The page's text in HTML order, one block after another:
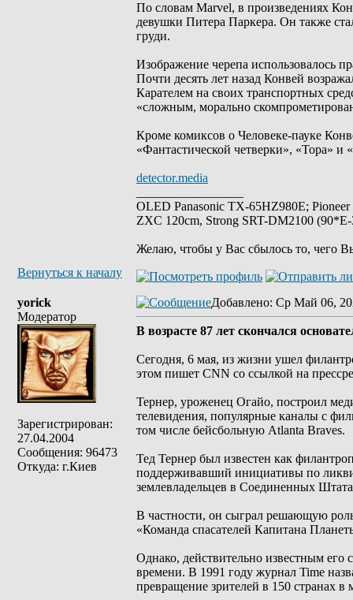
По словам Marvel, в произведениях
девушки Питера Паркера. Он также
груди.
Изображение черепа использовалось
Почти десять лет назад Конвей
Карателем на своих транспортных
«сложным, морально
Кроме комиксов о Человеке-пауке
«Фантастической четверки», «Тора» и
detector.media
OLED Panasonic TX-65HZ980E;
ZXC 120cm, Strong SRT-DM2100
Желаю, чтобы у Вас сбылось то, чего
Вернуться к началу
yorick
Модератор
Зарегистрирован:
27.04.2004
Сообщения: 96473
Откуда: г.Киев
Добавлено: Ср Май 06,
В возрасте 87 лет скончался
Сегодня, 6 мая, из жизни ушел
этом пишет CNN со ссылкой на
Тернер, уроженец Огайо, построил
телевидения, популярные каналы с
том числе бейсбольную Atlanta Braves.
Тед Тернер был известен как
поддерживавший инициативы по
землевладельцев в Соединенных
В частности, он сыграл решающую
«Команда спасателей Капитана
Однако, действительно известным его
времени. В 1991 году журнал Time
превращение зрителей в 150 странах